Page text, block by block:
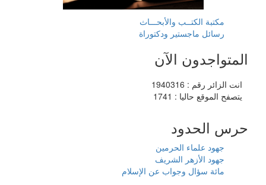
مكتبة الكتــب والأبحـــاث
رسائل ماجستير ودكتوراة
المتواجدون الآن
انت الزائر رقم : 1940316
يتصفح الموقع حاليا : 1741
حرس الحدود
جهود علماء الحرمين
جهود الأزهر الشريف
مائة سؤال وجواب عن الإسلام